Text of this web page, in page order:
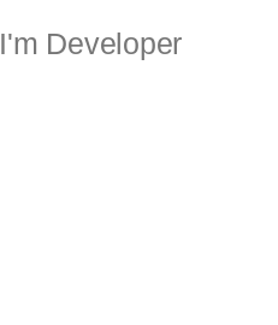
I'm Developer